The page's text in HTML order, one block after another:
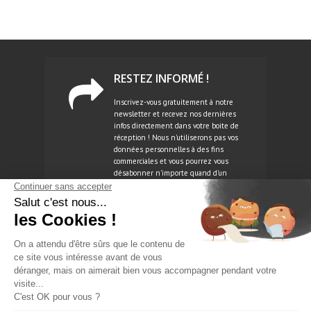
RESTEZ INFORMÉ !
Inscrivez-vous gratuitement à notre
newsletter et recevez nos dernières
infos directement dans votre boite de
réception ! Nous n'utiliserons pas vos
données personnelles à des fins
commerciales et vous pourrez vous
désabonner n'importe quand d'un
NEWSLETTER